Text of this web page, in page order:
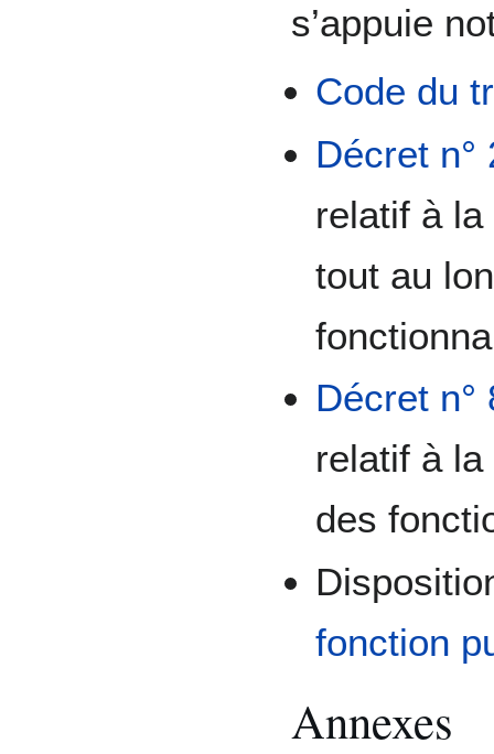
s’appuie
Code du
Décret n°
relatif à
tout au
Décret n°
relatif à
des
fonction
Annexes